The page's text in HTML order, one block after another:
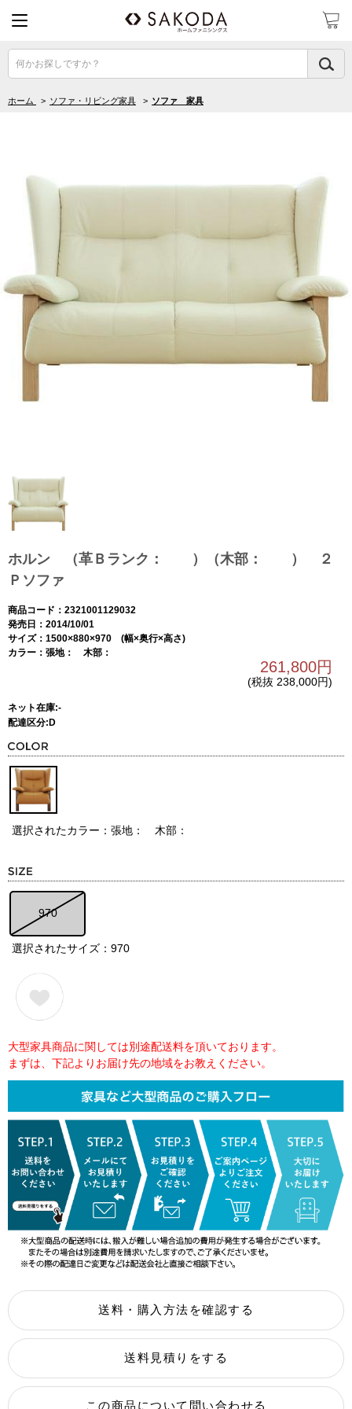
何かお探しですか？
ホーム > ソファ・リビング家具 > ソファ 家具
ホルン （革Ｂランク： ）（木部： ） ２
Ｐソファ
商品コード：2321001129032
発売日：2014/10/01
サイズ：1500×880×970 (幅×奥行×高さ)
カラー：張地： 木部：
261,800円
(税抜 238,000円)
ネット在庫:-
配達区分:D
選択されたカラー：張地： 木部：
970
選択されたサイズ：970
大型家具商品に関しては別途配送料を頂いております。
まずは、下記よりお届け先の地域をお教えください。